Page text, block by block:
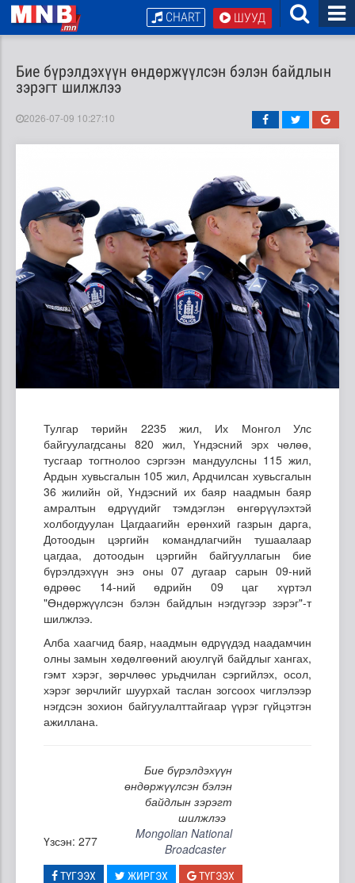
ШУУД
CHART
Бие бүрэлдэхүүн өндөржүүлсэн бэлэн байдлын
зэрэгт шилжлээ
2026-07-09 10:27:10
Тулгар төрийн 2235 жил, Их Монгол Улс
байгуулагдсаны 820 жил, Үндэсний эрх чөлөө,
тусгаар тогтнолоо сэргээн мандуулсны 115 жил,
Ардын хувьсгалын 105 жил, Ардчилсан хувьсгалын
36 жилийн ой, Үндэсний их баяр наадмын баяр
амралтын өдрүүдийг тэмдэглэн өнгөрүүлэхтэй
холбогдуулан Цагдаагийн ерөнхий газрын дарга,
Дотоодын цэргийн командлагчийн тушаалаар
цагдаа, дотоодын цэргийн байгууллагын бие
бүрэлдэхүүн энэ оны 07 дугаар сарын 09-ний
өдрөөс 14-ний өдрийн 09 цаг хүртэл
"Өндөржүүлсэн бэлэн байдлын нэгдүгээр зэрэг"-т
шилжлээ.
Алба хаагчид баяр, наадмын өдрүүдэд наадамчин
олны замын хөдөлгөөний аюулгүй байдлыг хангах,
гэмт хэрэг, зөрчлөөс урьдчилан сэргийлэх, осол,
хэрэг зөрчлийг шуурхай таслан зогсоох чиглэлээр
нэгдсэн зохион байгуулалттайгаар үүрэг гүйцэтгэн
ажиллана.
Бие бүрэлдэхүүн
өндөржүүлсэн бэлэн
байдлын зэрэгт
шилжлээ
Үзсэн: 277
Mongolian National
Broadcaster
ТҮГЭЭХ ЖИРГЭХ ТҮГЭЭХ